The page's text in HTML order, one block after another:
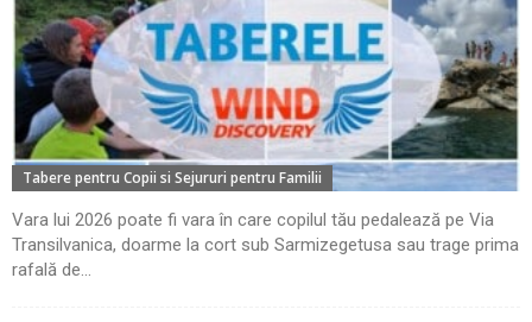
Tabere pentru Copii si Sejururi pentru Familii
Vara lui 2026 poate fi vara în care copilul tău pedalează pe Via
Transilvanica, doarme la cort sub Sarmizegetusa sau trage prima
rafală de...